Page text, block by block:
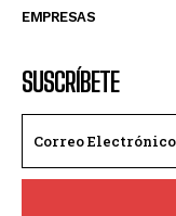
EMPRESAS
SUSCRÍBETE